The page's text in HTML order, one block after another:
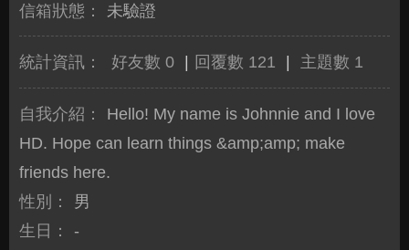
信箱狀態： 未驗證
統計資訊： 好友數 0 回覆數 121 主題數 1
自我介紹：
Hello! My name is Johnnie and I love
HD. Hope can learn things &amp;amp; make
friends here.
性別：
男
生日：
-